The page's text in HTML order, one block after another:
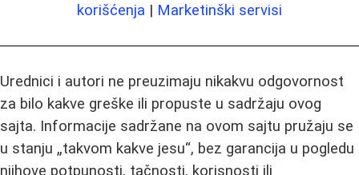
korišćenja | Marketinški servisi
Urednici i autori ne preuzimaju nikakvu odgovornost
za bilo kakve greške ili propuste u sadržaju ovog
sajta. Informacije sadržane na ovom sajtu pružaju se
u stanju „takvom kakve jesu“, bez garancija u pogledu
njihove potpunosti, tačnosti, korisnosti ili